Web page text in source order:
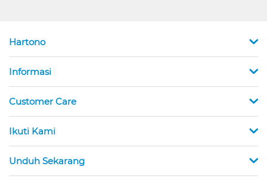
Hartono
Informasi
Customer Care
Ikuti Kami
Unduh Sekarang